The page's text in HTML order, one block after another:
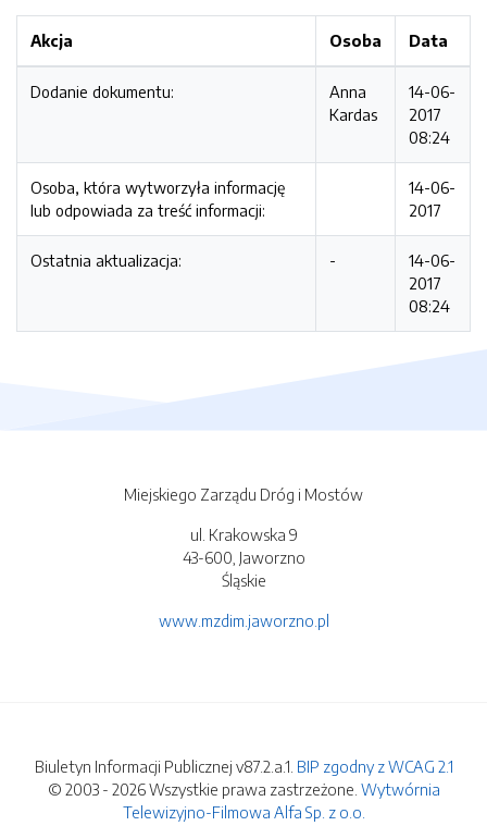
Akcja Osoba Data
Dodanie dokumentu:
Anna
Kardas
14-06-
2017
08:24
Osoba, która wytworzyła informację
lub odpowiada za treść informacji:
14-06-
2017
Ostatnia aktualizacja: -
14-06-
2017
08:24
Miejskiego Zarządu Dróg i Mostów
ul. Krakowska 9
43-600, Jaworzno
Śląskie
www.mzdim.jaworzno.pl
Biuletyn Informacji Publicznej v87.2.a.1. BIP zgodny z WCAG 2.1
© 2003 - 2026 Wszystkie prawa zastrzeżone. Wytwórnia
Telewizyjno-Filmowa Alfa Sp. z o.o.